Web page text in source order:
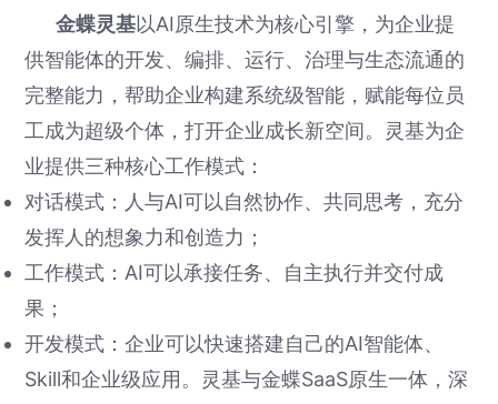
金蝶灵基以AI原生技术为核心引擎，为企业提
供智能体的开发、编排、运行、治理与生态流通的
完整能力，帮助企业构建系统级智能，赋能每位员
工成为超级个体，打开企业成长新空间。灵基为企
业提供三种核心工作模式：
对话模式：人与AI可以自然协作、共同思考，充分
发挥人的想象力和创造力；
工作模式：AI可以承接任务、自主执行并交付成
果；
开发模式：企业可以快速搭建自己的AI智能体、
Skill和企业级应用。灵基与金蝶SaaS原生一体，深